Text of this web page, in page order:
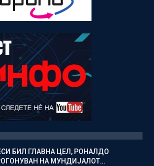
БИЛ ГЛАВНА ЦЕЛ, РОНАЛДО
НА МУНДИЈАЛОТ…